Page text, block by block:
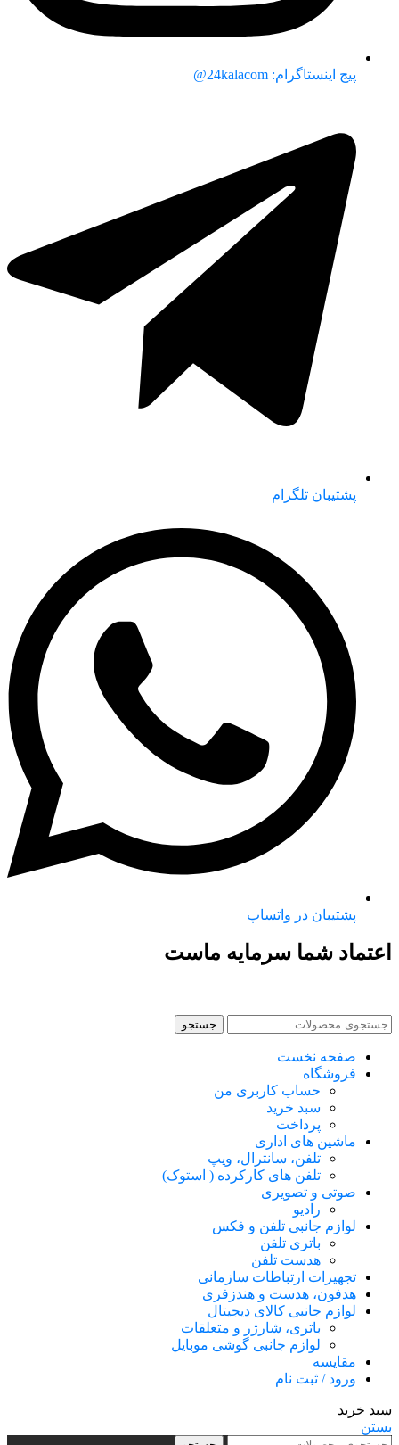
پیج اینستاگرام: 24kalacom@
پشتیبان تلگرام
پشتیبان در واتساپ
اعتماد شما سرمایه ماست
جستجو
صفحه نخست
فروشگاه
حساب کاربری من
سبد خرید
پرداخت
ماشین های اداری
تلفن، سانترال، ویپ
تلفن های کارکرده ( استوک)
صوتی و تصویری
رادیو
لوازم جانبی تلفن و فکس
باتری تلفن
هدست تلفن
تجهیزات ارتباطات سازمانی
هدفون، هدست و هندزفری
لوازم جانبی کالای دیجیتال
باتری، شارژر و متعلقات
لوازم جانبی گوشی موبایل
مقایسه
ورود / ثبت نام
سبد خرید
بستن